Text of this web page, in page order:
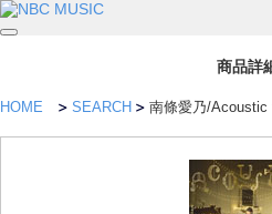
商品詳
HOME SEARCH 南條愛乃/Acoustic